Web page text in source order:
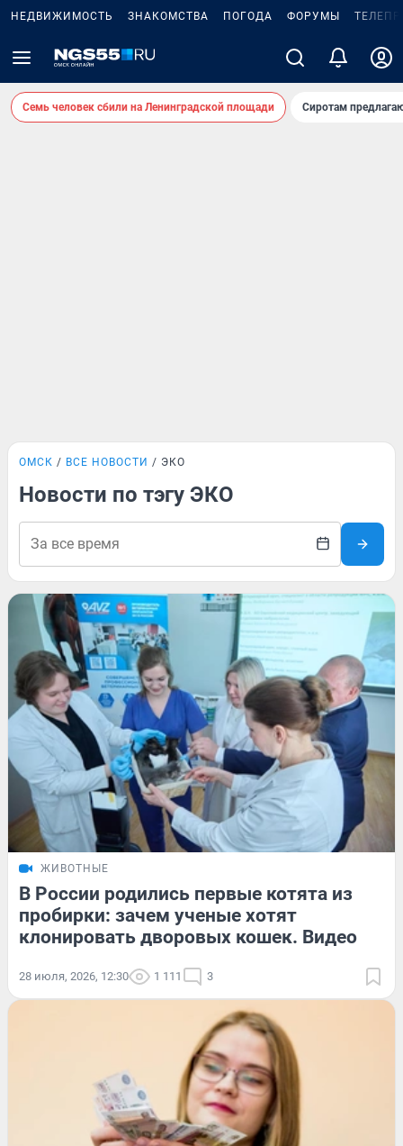
НЕДВИЖИМОСТЬ ЗНАКОМСТВА ПОГОДА ФОРУМЫ
Семь человек сбили на Ленинградской площади Сиротам
ОМСК ВСЕ НОВОСТИ ЭКО
Новости по тэгу ЭКО
ЖИВОТНЫЕ
В России родились первые котята из
пробирки: зачем ученые хотят
клонировать дворовых кошек. Видео
28 июля, 2026, 12:30 1 111 3